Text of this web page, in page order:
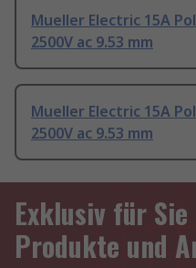
Mueller Electric 15A
2500V ac 9.53 mm
Mueller Electric 15A
2500V ac 9.53 mm
Exklusiv für
Produkte und